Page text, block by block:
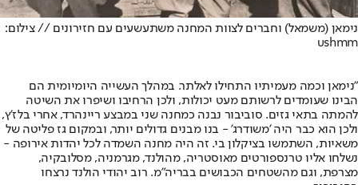
נימאן (משמאל) וחברים לצוות המחנה משתעשעים עם חזירונים // צילום:
ushmm
"נימאן וכמה מעמיתיו התחילו לאלתר. במהלך העשייה היומיומית הם
הבינו שעומדים לרשותם מעט יכולות, ולכן הרחיבו ושיפרו את השיטה
להמתה בתאי גזים. סוביבור נבנה כמחנה שני במבצע ריינהרד, אחרי בלז'ץ,
ולכן הוא כבר היה 'משודרג' - בנו מבנים גדולים יותר, ובמקום גז פליטה של
משאיות, השתמשו בציקלון בי. זה היה מחנה השמדה לכל יהדות אירופה -
נשלחו אליו טרנספורטים מאוסטריה, מהולנד, מגרמניה, מסלובקיה,
מצרפת, וגם מהשטחים הכבושים בבריה"מ. רוב יהודי הולנד נרצחו